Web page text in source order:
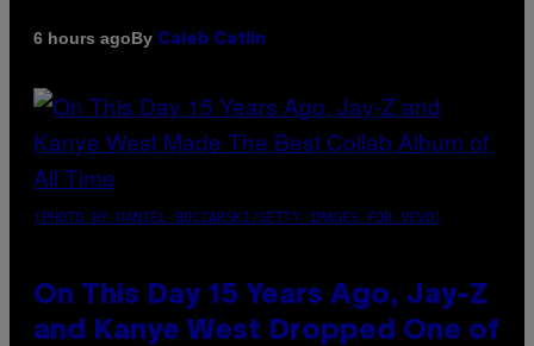
6 hours agoBy Caleb Catlin
(PHOTO BY DANIEL BOCZARSKI/GETTY IMAGES FOR VEVO)
On This Day 15 Years Ago, Jay-Z
and Kanye West Dropped One of